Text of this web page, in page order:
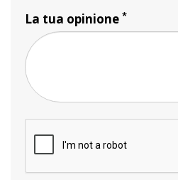
La tua opinione *